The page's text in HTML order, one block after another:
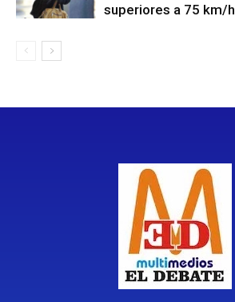
superiores a 75 km/h